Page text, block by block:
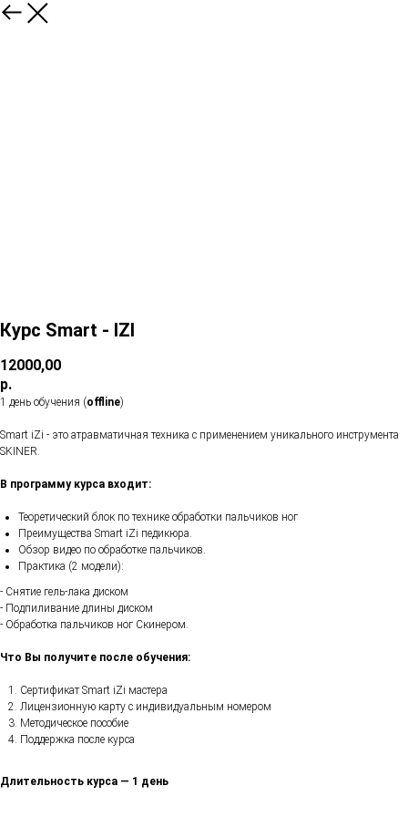
Курс Smart - IZI
12000,00
р.
1 день обучения (offline)
Smart iZi - это атравматичная техника с применением уникального инструмента
SKINER.
В программу курса входит:
Теоретический блок по технике обработки пальчиков ног
Преимущества Smart iZi педикюра.
Обзор видео по обработке пальчиков.
Практика (2 модели):
- Снятие гель-лака диском
- Подпиливание длины диском
- Обработка пальчиков ног Скинером.
Что Вы получите после обучения:
Сертификат Smart iZi мастера
Лицензионную карту с индивидуальным номером
Методическое пособие
Поддержка после курса
Длительность курса — 1 день